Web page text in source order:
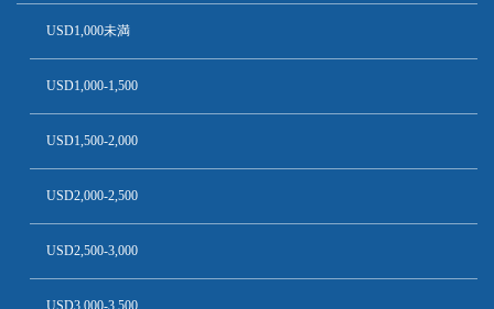
USD1,000未満
USD1,000-1,500
USD1,500-2,000
USD2,000-2,500
USD2,500-3,000